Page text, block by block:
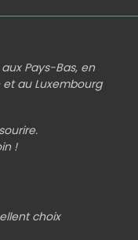
Pays-Bas, en
au Luxembourg
!
choix